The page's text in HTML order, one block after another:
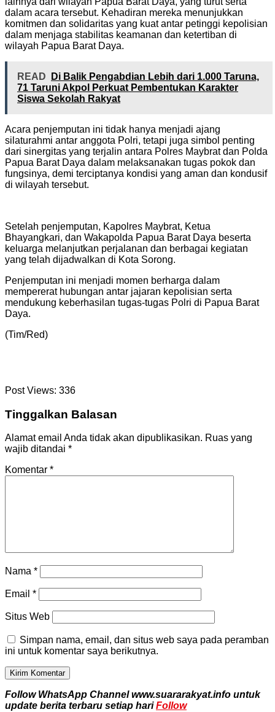
dalam acara tersebut. Kehadiran mereka menunjukkan
komitmen dan solidaritas yang kuat antar petinggi kepolisian
dalam menjaga stabilitas keamanan dan ketertiban di
wilayah Papua Barat Daya.
READ
Di Balik Pengabdian Lebih dari 1.000 Taruna,
71 Taruni Akpol Perkuat Pembentukan Karakter
Siswa Sekolah Rakyat
Acara penjemputan ini tidak hanya menjadi ajang
silaturahmi antar anggota Polri, tetapi juga simbol penting
dari sinergitas yang terjalin antara Polres Maybrat dan Polda
Papua Barat Daya dalam melaksanakan tugas pokok dan
fungsinya, demi terciptanya kondisi yang aman dan kondusif
di wilayah tersebut.
Setelah penjemputan, Kapolres Maybrat, Ketua
Bhayangkari, dan Wakapolda Papua Barat Daya beserta
keluarga melanjutkan perjalanan dan berbagai kegiatan
yang telah dijadwalkan di Kota Sorong.
Penjemputan ini menjadi momen berharga dalam
mempererat hubungan antar jajaran kepolisian serta
mendukung keberhasilan tugas-tugas Polri di Papua Barat
Daya.
(Tim/Red)
Post Views: 336
Tinggalkan Balasan
Alamat email Anda tidak akan dipublikasikan. Ruas yang
wajib ditandai *
Komentar *
Nama *
Email *
Situs Web
Simpan nama, email, dan situs web saya pada peramban
ini untuk komentar saya berikutnya.
Follow WhatsApp Channel www.suararakyat.info untuk
update berita terbaru setiap hariFollow